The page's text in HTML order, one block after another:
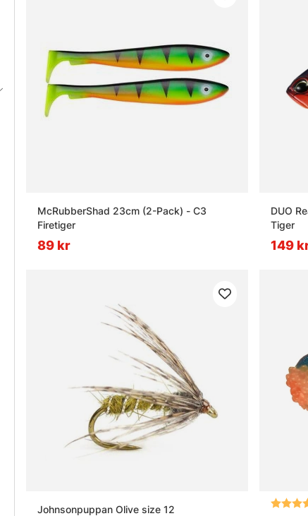
McRubberShad 23cm (2-Pack) - C3
Firetiger
89 kr
DUO
Tiger
149
Johnsonpuppan Olive size 12
Betyg: